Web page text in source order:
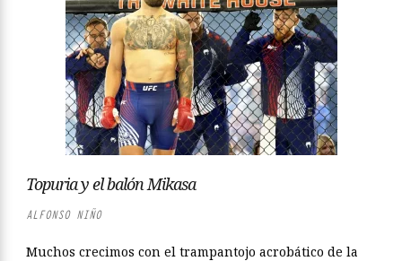
Topuria y el balón Mikasa
ALFONSO NIÑO
Muchos crecimos con el trampantojo acrobático de la